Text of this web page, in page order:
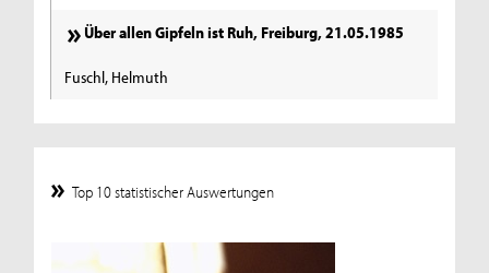
Über allen Gipfeln ist Ruh, Freiburg, 21.05.1985
Fuschl, Helmuth
Top 10 statistischer Auswertungen